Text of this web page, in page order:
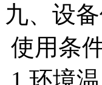
九、设
使用条
1.环境